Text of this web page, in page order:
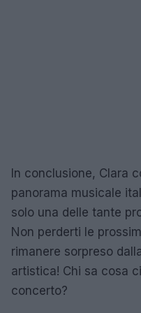
In conclusione, Clara
panorama musicale
solo una delle tante
Non perderti le
rimanere sorpreso
artistica! Chi sa cosa
concerto?